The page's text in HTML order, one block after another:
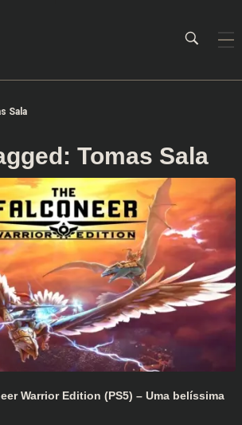
Sala
Tomas Sala
Warrior Edition (PS5) – Uma belíssima